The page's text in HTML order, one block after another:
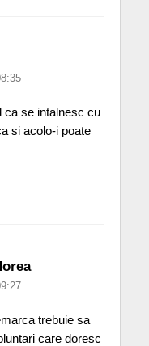
ca se intalnesc cu
si acolo-i poate
trebuie sa
care doresc